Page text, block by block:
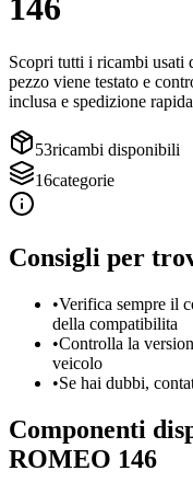
146
Scopri tutti i ricambi usati
pezzo viene testato e
inclusa e spedizione
53ricambi disponibili
16categorie
Consigli per
•Verifica sempre il
della compatibilita
•Controlla la
veicolo
•Se hai dubbi,
Componenti
ROMEO 146